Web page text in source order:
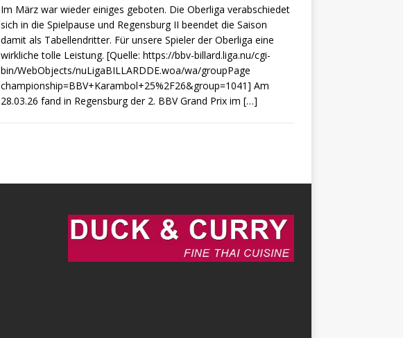
Im März war wieder einiges geboten. Die Oberliga verabschiedet
sich in die Spielpause und Regensburg II beendet die Saison
damit als Tabellendritter. Für unsere Spieler der Oberliga eine
wirkliche tolle Leistung. [Quelle: https://bbv-billard.liga.nu/cgi-
bin/WebObjects/nuLigaBILLARDDE.woa/wa/groupPage
championship=BBV+Karambol+25%2F26&group=1041] Am
28.03.26 fand in Regensburg der 2. BBV Grand Prix im […]